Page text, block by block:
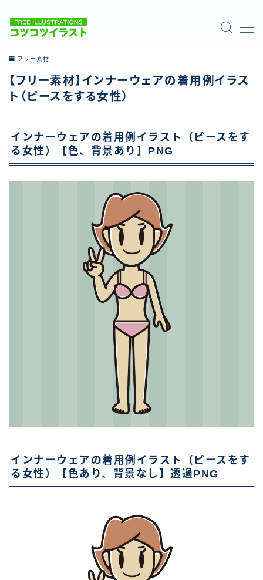
ホーム
お問い合わせ
フリー素材
【フリー素材】インナーウェアの着用例イラス
ト（ピースをする女性）
インナーウェアの着用例イラスト（ピースをす
る女性）【色、背景あり】PNG
インナーウェアの着用例イラスト（ピースをす
る女性）【色あり、背景なし】透過PNG